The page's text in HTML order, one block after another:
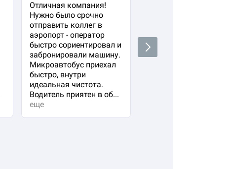
Отличная компания!
Нужно было срочно
отправить коллег в
аэропорт - оператор
быстро сориентировал и
забронировали машину.
Микроавтобус приехал
быстро, внутри
идеальная чистота.
Водитель приятен в об...
еще
жд вокзала в 4 утра.
Очень переживала
водитель опоздает
Next